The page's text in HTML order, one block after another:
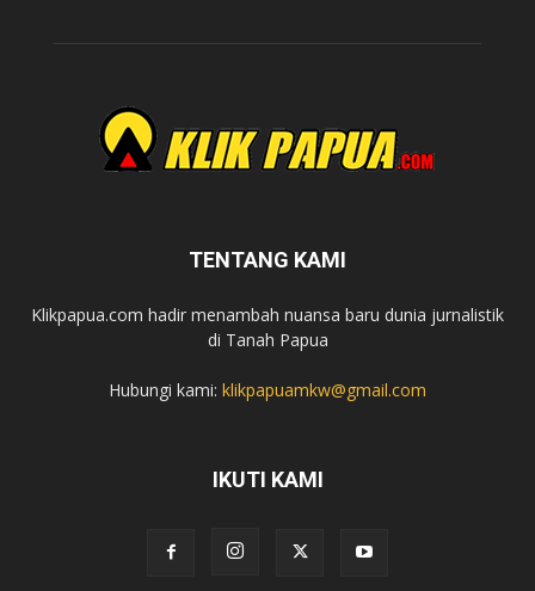
TENTANG KAMI
Klikpapua.com hadir menambah nuansa baru dunia jurnalistik
di Tanah Papua
Hubungi kami: klikpapuamkw@gmail.com
IKUTI KAMI